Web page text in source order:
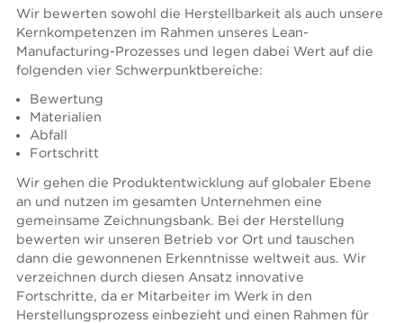
Wir bewerten sowohl die Herstellbarkeit als auch unsere
Kernkompetenzen im Rahmen unseres Lean-
Manufacturing-Prozesses und legen dabei Wert auf die
folgenden vier Schwerpunktbereiche:
Bewertung
Materialien
Abfall
Fortschritt
Wir gehen die Produktentwicklung auf globaler Ebene
an und nutzen im gesamten Unternehmen eine
gemeinsame Zeichnungsbank. Bei der Herstellung
bewerten wir unseren Betrieb vor Ort und tauschen
dann die gewonnenen Erkenntnisse weltweit aus. Wir
verzeichnen durch diesen Ansatz innovative
Fortschritte, da er Mitarbeiter im Werk in den
Herstellungsprozess einbezieht und einen Rahmen für